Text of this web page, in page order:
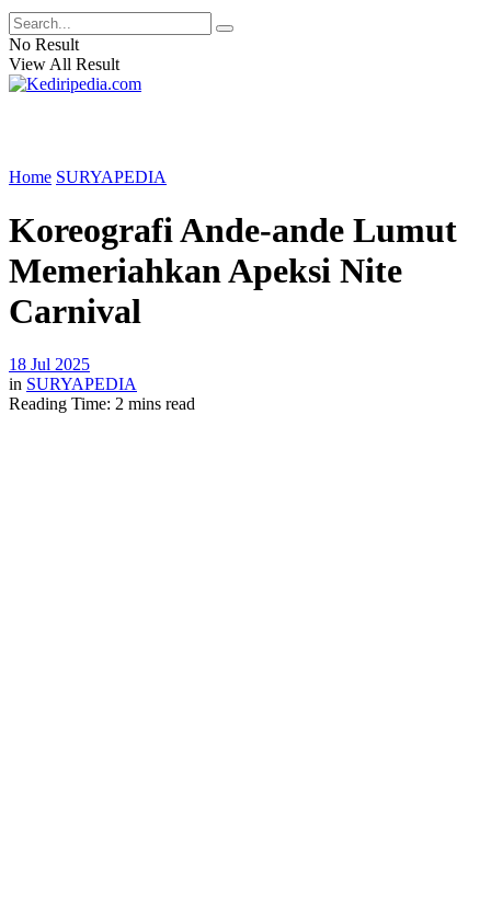
No Result
View All Result
Home SURYAPEDIA
Koreografi Ande-ande Lumut
Memeriahkan Apeksi Nite
Carnival
18 Jul 2025
in SURYAPEDIA
Reading Time: 2 mins read